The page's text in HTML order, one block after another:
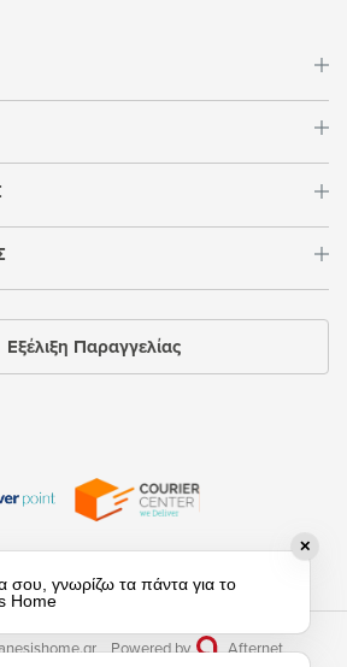
Εξέλιξη Παραγγελίας
Powered by Afternet
✕
σου, γνωρίζω τα πάντα για τo
Home